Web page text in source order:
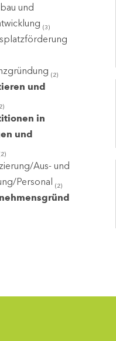
und
(3)
(2)
und
in
und
Aus- und
Personal (2)